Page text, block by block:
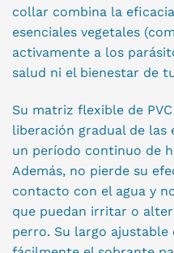
collar combina la
esenciales vegetales
activamente a los
salud ni el bienestar de
Su matriz flexible de
liberación gradual de las
un período continuo de
Además, no pierde su
contacto con el agua y
que puedan irritar o
perro. Su largo